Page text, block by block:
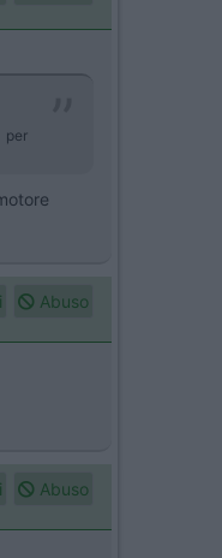
per
Abuso
Abuso